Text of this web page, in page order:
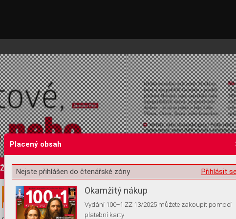
Žádost o souhlas s ukládáním volitelných informací
Placený obsah
Přihlásit
Nejste přihlášen do čtenářské zóny
Okamžitý nákup
Vydání 100+1 ZZ 13/2025 můžete zakoupit pomocí
platební karty